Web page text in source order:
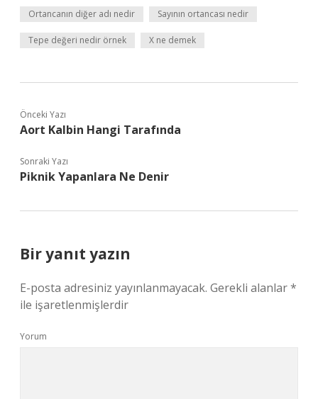
Ortancanın diğer adı nedir Sayının ortancası nedir
Tepe değeri nedir örnek X ne demek
Önceki Yazı
Aort Kalbin Hangi Tarafında
Sonraki Yazı
Piknik Yapanlara Ne Denir
Bir yanıt yazın
E-posta adresiniz yayınlanmayacak. Gerekli alanlar*
ile işaretlenmişlerdir
Yorum